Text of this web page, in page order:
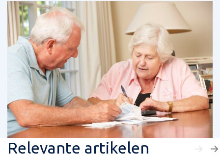
Relevante artikelen